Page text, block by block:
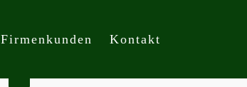
Firmenkunden Kontakt